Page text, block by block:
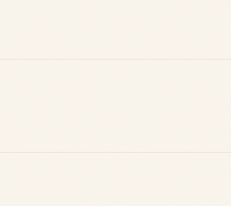
ton avis aide